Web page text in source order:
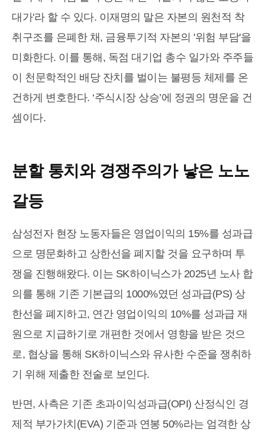
대가'라 할 수 있다. 이재명의 말은 자본의 원천적 착
취구조를 은폐한 채, 금융투기적 자본의 '위험 부담'을
미화한다. 이를 통해, 독점 대기업 총수 일가와 주주들
이 천문학적인 배당 잔치를 벌이는 불평등 체제를 온
건하게 변호한다. ‘주식시장 상승’에 정권의 명운을 건
셈이다.
분할 통치와 경쟁주의가 낳은 노노
갈등
삼성전자 현장 노동자들은 영업이익의 15%를 성과급
으로 명문화하고 상한선을 폐지할 것을 요구하며 투
쟁을 진행해왔다. 이는 SK하이닉스가 2025년 노사 합
의를 통해 기존 기본급의 1000%였던 성과급(PS) 상
한선을 폐지하고, 연간 영업이익의 10%를 성과급 재
원으로 지급하기로 개편한 것에서 영향을 받은 것으
로, 협상을 통해 SK하이닉스와 유사한 수준을 쟁취하
기 위해 제출한 전술로 보인다.
반면, 사측은 기존 초과이익성과급(OPI) 산정식인 경
제적 부가가치(EVA) 기준과 연봉 50%라는 엄격한 상